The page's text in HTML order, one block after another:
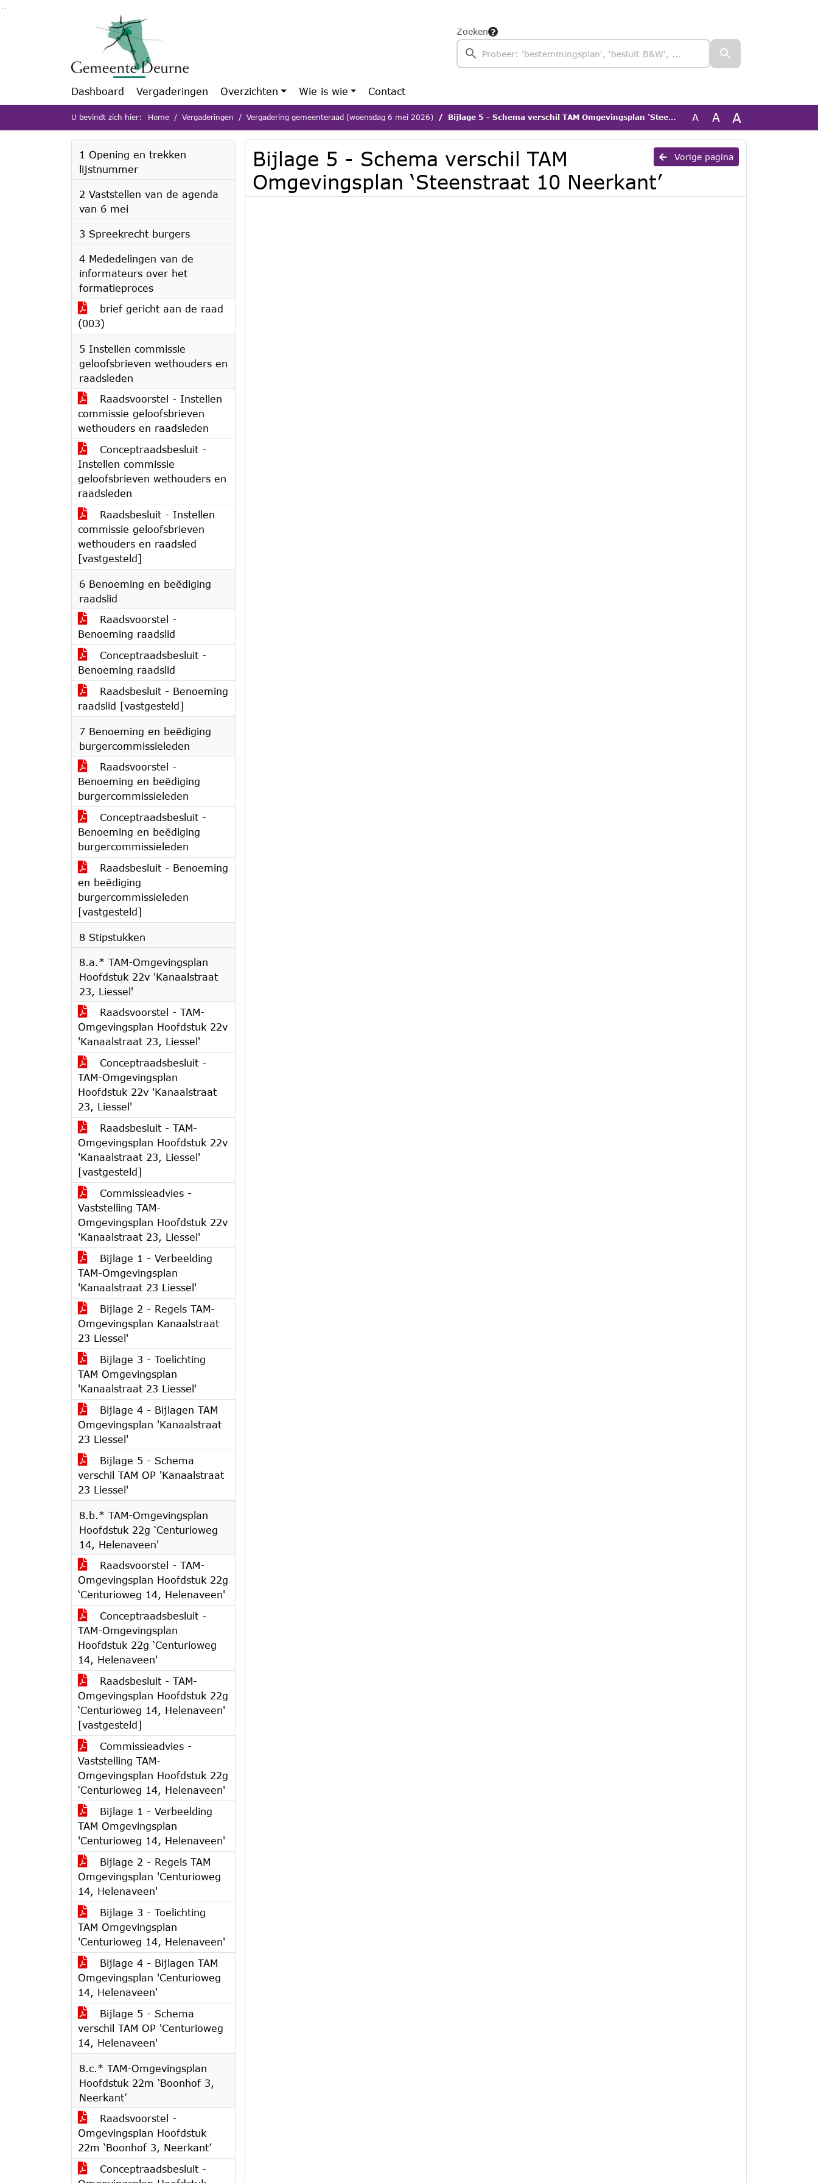
Ga naar de inhoud van deze pagina
Zoeken
Dashboard Vergaderingen Overzichten Wie is wie Contact
U bevindt zich hier: Home Vergaderingen Vergadering gemeenteraad (woensdag 6 mei 2026) Bijlage 5 - Schema verschil TAM Omgevingsplan ‘Steenstraat 10 Neerkant’ A A A
1 Opening en trekken
lijstnummer
2 Vaststellen van de agenda
van 6 mei
3 Spreekrecht burgers
4 Mededelingen van de
informateurs over het
formatieproces
brief gericht aan de raad
(003)
5 Instellen commissie
geloofsbrieven wethouders en
raadsleden
Raadsvoorstel - Instellen
commissie geloofsbrieven
wethouders en raadsleden
Conceptraadsbesluit -
Instellen commissie
geloofsbrieven wethouders en
raadsleden
Raadsbesluit - Instellen
commissie geloofsbrieven
wethouders en raadsled
[vastgesteld]
6 Benoeming en beëdiging
raadslid
Raadsvoorstel -
Benoeming raadslid
Conceptraadsbesluit -
Benoeming raadslid
Raadsbesluit - Benoeming
raadslid [vastgesteld]
7 Benoeming en beëdiging
burgercommissieleden
Raadsvoorstel -
Benoeming en beëdiging
burgercommissieleden
Conceptraadsbesluit -
Benoeming en beëdiging
burgercommissieleden
Raadsbesluit - Benoeming
en beëdiging
burgercommissieleden
[vastgesteld]
8 Stipstukken
8.a.* TAM-Omgevingsplan
Hoofdstuk 22v 'Kanaalstraat
23, Liessel'
Raadsvoorstel - TAM-
Omgevingsplan Hoofdstuk 22v
'Kanaalstraat 23, Liessel'
Conceptraadsbesluit -
TAM-Omgevingsplan
Hoofdstuk 22v 'Kanaalstraat
23, Liessel'
Raadsbesluit - TAM-
Omgevingsplan Hoofdstuk 22v
'Kanaalstraat 23, Liessel'
[vastgesteld]
Commissieadvies -
Vaststelling TAM-
Omgevingsplan Hoofdstuk 22v
'Kanaalstraat 23, Liessel'
Bijlage 1 - Verbeelding
TAM-Omgevingsplan
'Kanaalstraat 23 Liessel'
Bijlage 2 - Regels TAM-
Omgevingsplan Kanaalstraat
23 Liessel'
Bijlage 3 - Toelichting
TAM Omgevingsplan
'Kanaalstraat 23 Liessel'
Bijlage 4 - Bijlagen TAM
Omgevingsplan 'Kanaalstraat
23 Liessel'
Bijlage 5 - Schema
verschil TAM OP 'Kanaalstraat
23 Liessel'
8.b.* TAM-Omgevingsplan
Hoofdstuk 22g ‘Centurioweg
14, Helenaveen'
Raadsvoorstel - TAM-
Omgevingsplan Hoofdstuk 22g
‘Centurioweg 14, Helenaveen'
Conceptraadsbesluit -
TAM-Omgevingsplan
Hoofdstuk 22g ‘Centurioweg
14, Helenaveen'
Raadsbesluit - TAM-
Omgevingsplan Hoofdstuk 22g
‘Centurioweg 14, Helenaveen'
[vastgesteld]
Commissieadvies -
Vaststelling TAM-
Omgevingsplan Hoofdstuk 22g
‘Centurioweg 14, Helenaveen'
Bijlage 1 - Verbeelding
TAM Omgevingsplan
'Centurioweg 14, Helenaveen'
Bijlage 2 - Regels TAM
Omgevingsplan 'Centurioweg
14, Helenaveen'
Bijlage 3 - Toelichting
TAM Omgevingsplan
'Centurioweg 14, Helenaveen'
Bijlage 4 - Bijlagen TAM
Omgevingsplan 'Centurioweg
14, Helenaveen'
Bijlage 5 - Schema
verschil TAM OP 'Centurioweg
14, Helenaveen'
8.c.* TAM-Omgevingsplan
Hoofdstuk 22m ‘Boonhof 3,
Neerkant’
Raadsvoorstel -
Omgevingsplan Hoofdstuk
22m ‘Boonhof 3, Neerkant’
Conceptraadsbesluit -
Vorige pagina
Bijlage 5 - Schema verschil TAM
Omgevingsplan ‘Steenstraat 10 Neerkant’